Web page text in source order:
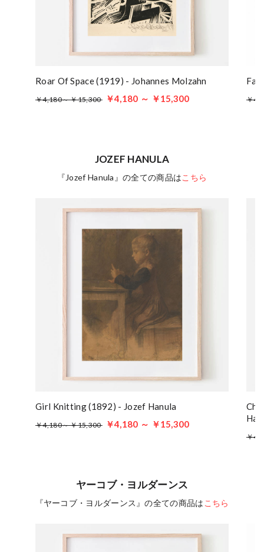
Roar Of Space (1919) - Johannes Molzahn
￥4,180～ ￥15,300 ￥4,180 ～ ￥15,300 ￥
JOZEF HANULA
『Jozef Hanula』の全ての商品はこちら
Girl Knitting (1892) - Jozef Hanula
￥4,180～ ￥15,300 ￥4,180 ～ ￥15,300
￥
ヤーコブ・ヨルダーンス
『ヤーコブ・ヨルダーンス』の全ての商品は こちら